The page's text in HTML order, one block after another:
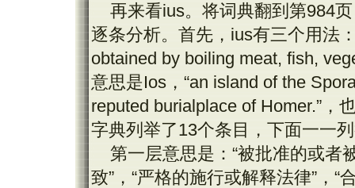
再来看ius。将词典翻到第984
逐条分析。首先， ius有三个用法
obtained by boiling meat, fish,
意思是Ios ，“an island of the
reputed burialplace of Homer.”，
字典列举了13个条目，下面一一
第一层意思是：“被批准的或者
致”，“严格的施行或解释法律”，“